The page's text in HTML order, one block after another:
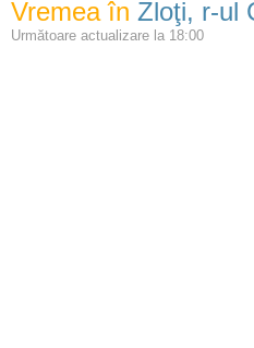
Vremea în Zloţi, r-ul
Următoare actualizare la 18:00